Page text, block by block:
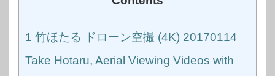
1 竹ほたる ドローン空撮 (4K) 20170114
Take Hotaru, Aerial Viewing Videos with